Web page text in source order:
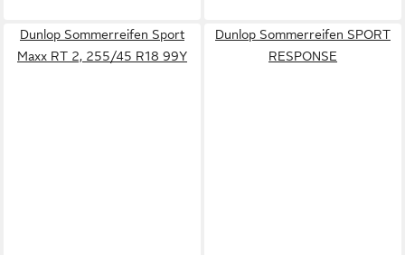
Dunlop Sommerreifen Sport
Maxx RT 2, 255/45 R18 99Y
Dunlop Sommerreifen SPORT
RESPONSE